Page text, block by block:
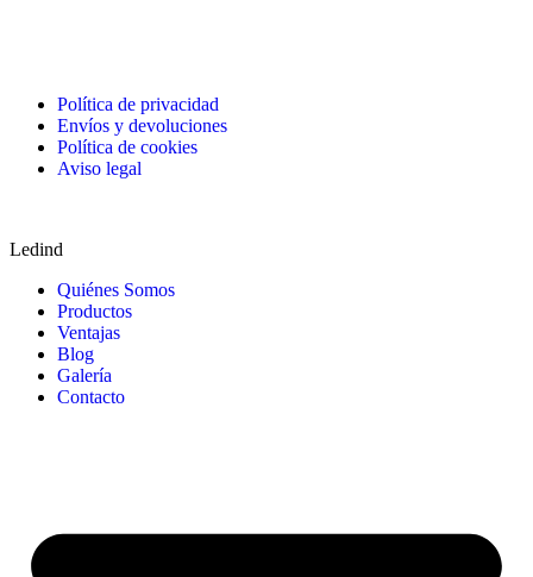
Política de privacidad
Envíos y devoluciones
Política de cookies
Aviso legal
Ledind
Quiénes Somos
Productos
Ventajas
Blog
Galería
Contacto